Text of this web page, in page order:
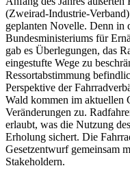
(Zweirad-Industrie-
geplanten Novelle. Denn in
Bundesministeriums für
gab es Überlegungen, das
eingestufte Wege zu
Ressortabstimmung
Perspektive der
Wald kommen im aktuellen
Veränderungen zu.
erlaubt, was die Nutzung
Erholung sichert. Die
Gesetzentwurf gemeinsam
Stakeholdern.